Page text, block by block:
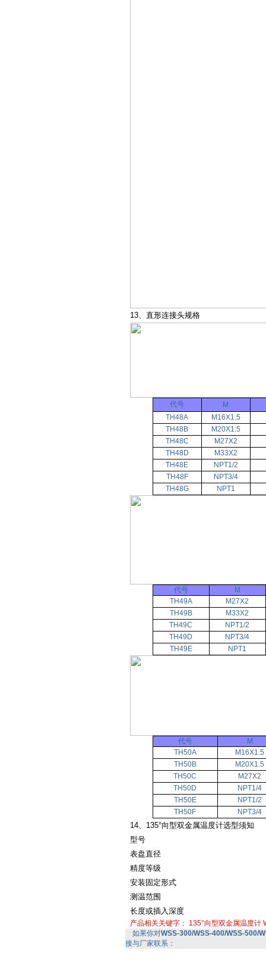
13、直形连接头规格
代号
M
TH48A
M16X1.5
TH48B
M20X1.5
TH48C
M27X2
TH48D
M33X2
TH48E
NPT1/2
TH48F
NPT3/4
TH48G
NPT1
代号
M
TH49A
M27X2
TH49B
M33X2
TH49C
NPT1/2
TH49D
NPT3/4
TH49E
NPT1
代号
M
TH50A
M16X1.5
TH50B
M20X1.5
TH50C
M27X2
TH50D
NPT1/4
TH50E
NPT1/2
TH50F
NPT3/4
14、135°向型双金属温度计选型须知
型号
表盘直径
精度等级
安装固定形式
测温范围
长度或插入深度
产品相关关键字： 135°向型双金属温度计
如果你对WSS-300/WSS-400/WSS-500/
接与厂家联系：